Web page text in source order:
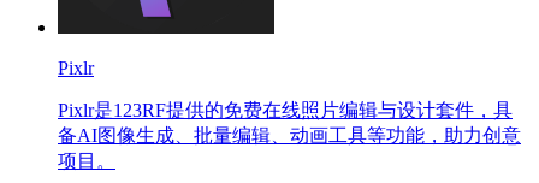
Pixlr
Pixlr是123RF提供的免费在线照片编辑与设计套件，具
备AI图像生成、批量编辑、动画工具等功能，助力创意
项目。